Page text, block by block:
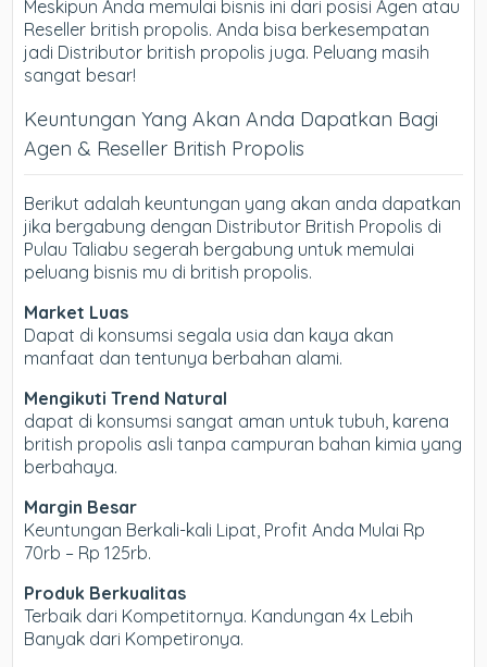
Meskipun Anda memulai bisnis ini dari posisi Agen atau
Reseller british propolis. Anda bisa berkesempatan
jadi Distributor british propolis juga. Peluang masih
sangat besar!
Keuntungan Yang Akan Anda Dapatkan Bagi
Agen & Reseller British Propolis
Berikut adalah keuntungan yang akan anda dapatkan
jika bergabung dengan Distributor British Propolis di
Pulau Taliabu segerah bergabung untuk memulai
peluang bisnis mu di british propolis.
Market Luas
Dapat di konsumsi segala usia dan kaya akan
manfaat dan tentunya berbahan alami.
Mengikuti Trend Natural
dapat di konsumsi sangat aman untuk tubuh, karena
british propolis asli tanpa campuran bahan kimia yang
berbahaya.
Margin Besar
Keuntungan Berkali-kali Lipat, Profit Anda Mulai Rp
70rb – Rp 125rb.
Produk Berkualitas
Terbaik dari Kompetitornya. Kandungan 4x Lebih
Banyak dari Kompetironya.